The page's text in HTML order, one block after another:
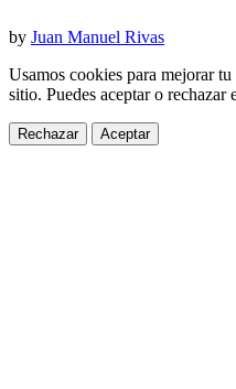
by Juan Manuel Rivas
Usamos cookies para mejorar
sitio. Puedes aceptar o rechazar
Rechazar Aceptar